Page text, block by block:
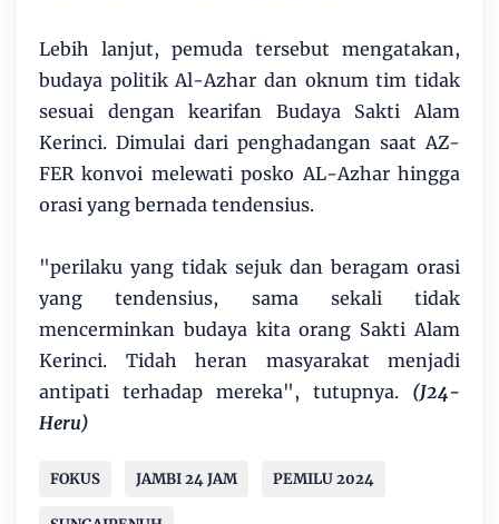
Lebih lanjut, pemuda tersebut mengatakan,
budaya politik Al-Azhar dan oknum tim tidak
sesuai dengan kearifan Budaya Sakti Alam
Kerinci. Dimulai dari penghadangan saat AZ-
FER konvoi melewati posko AL-Azhar hingga
orasi yang bernada tendensius.
"perilaku yang tidak sejuk dan beragam orasi
yang tendensius, sama sekali tidak
mencerminkan budaya kita orang Sakti Alam
Kerinci. Tidah heran masyarakat menjadi
antipati terhadap mereka", tutupnya. (J24-
Heru)
FOKUS JAMBI 24 JAM PEMILU 2024